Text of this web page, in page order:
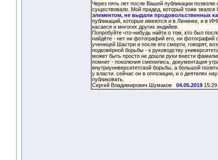
Через пять лет после Вашей публикации позволю
существовало. Мой прадед, который тоже
элементом, не выдали продовольственных
публикаций, которые имеются и в Ленинке, и в
касаеся и мнгогих других индийев.
Попробуйте что-нибудь найти о том, кто был
найдёте - нет ни фотографий его, ни фотографий
ученицей Шастри и после его смерти, говорят,
подковёрной борьбы - к руководству
может быть просто не дошли руки внести
помнит - поколения сменились, документация
внутриуниверситетской борьбы, а большой
у власти. сейчас он в оппозиции, и о деятелях
публиковать.
Сергей Владимирович Шумаков 04.05.201915:29